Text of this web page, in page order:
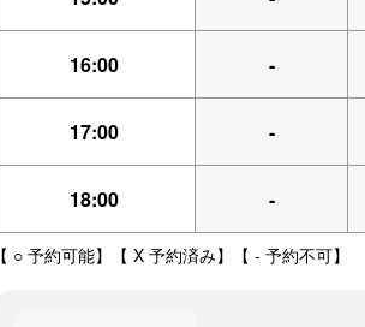
16:00 -
17:00 -
18:00 -
【 ○ 予約可能】【 X 予約済み】【 - 予約不可】